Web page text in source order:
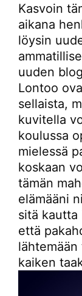
Kasvoin
aikana
löysin
uuden
Lontoo
sellaista,
kuvitella
koulussa
mielessä
koskaan
tämän
elämääni
sitä
että
lähtemään
kaiken